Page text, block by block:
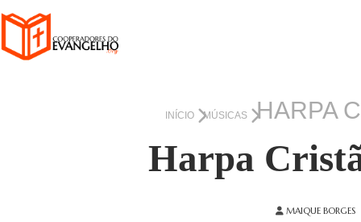
INÍCIO MÚSICAS HARPA
Harpa
MAIQUE BORGES